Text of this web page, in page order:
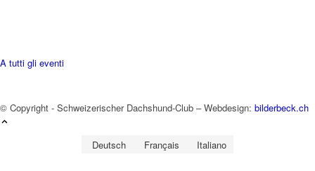
A tutti gli eventi
© Copyright - Schweizerischer Dachshund-Club – Webdesign: bilderbeck.ch
Deutsch Français Italiano